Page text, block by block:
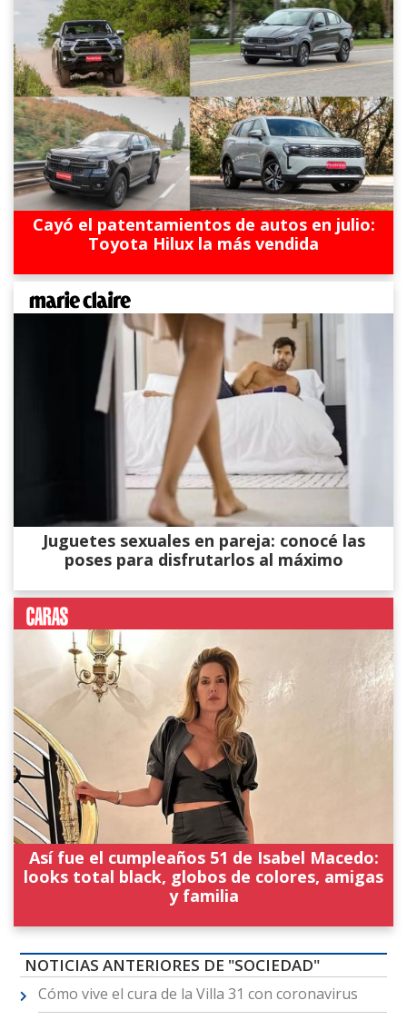
Cayó el patentamientos de autos en julio:
Toyota Hilux la más vendida
Juguetes sexuales en pareja: conocé las
poses para disfrutarlos al máximo
Así fue el cumpleaños 51 de Isabel Macedo:
looks total black, globos de colores, amigas
y familia
NOTICIAS ANTERIORES DE "SOCIEDAD"
Cómo vive el cura de la Villa 31 con coronavirus